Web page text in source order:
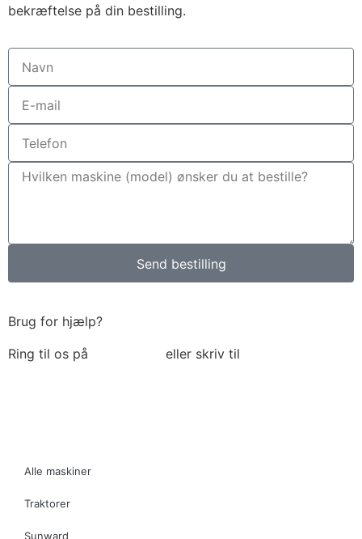
bekræftelse på din bestilling.
Send bestilling
Brug for hjælp?
Ring til os på
eller skriv til
Alle maskiner
Traktorer
Sunward